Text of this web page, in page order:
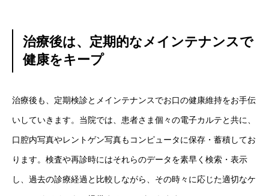
治療後は、定期的なメインテナンスで
健康をキープ
治療後も、定期検診とメインテナンスでお口の健康維持をお手伝
いしていきます。当院では、患者さま個々の電子カルテと共に、
口腔内写真やレントゲン写真もコンピュータに保存・蓄積してお
ります。検査や再診時にはそれらのデータを素早く検索・表示
し、過去の診療経過と比較しながら、その時々に応じた適切なケ